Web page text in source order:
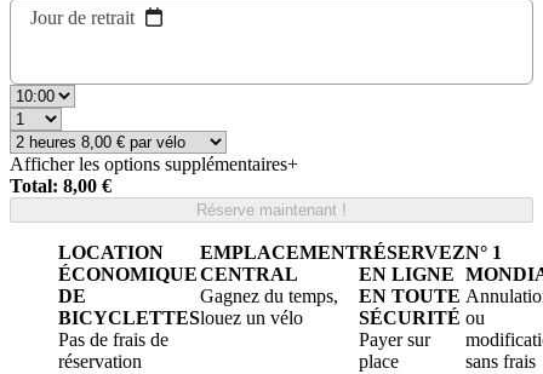
Jour de retrait
Afficher les options supplémentaires+
Total: 8,00 €
Réserve maintenant !
LOCATION
ÉCONOMIQUE
DE
BICYCLETTES
Pas de frais de
réservation
EMPLACEMENT
CENTRAL
Gagnez du temps,
louez un vélo
RÉSERVEZ
EN LIGNE
EN TOUTE
SÉCURITÉ
Payer sur
place
N° 1
ou
sans frais